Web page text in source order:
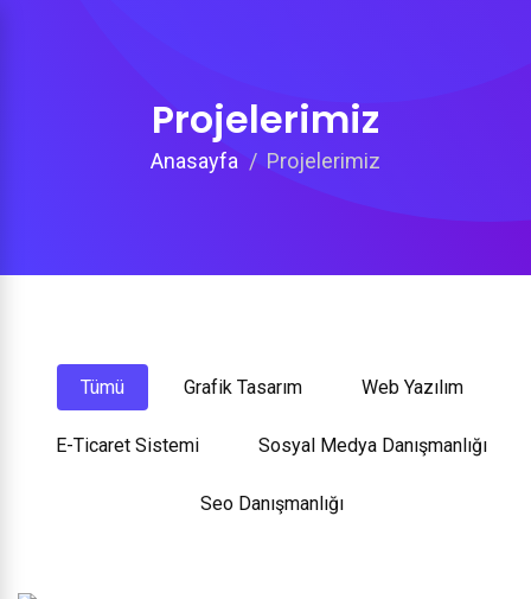
Projelerimiz
Anasayfa Projelerimiz
Tümü Grafik Tasarım Web Yazılım
E-Ticaret Sistemi Sosyal Medya Danışmanlığı
Seo Danışmanlığı